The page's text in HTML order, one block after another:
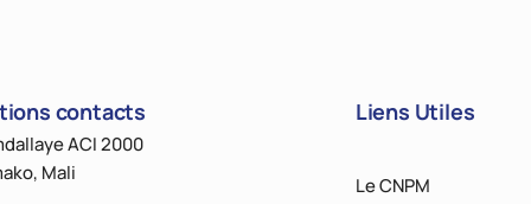
contacts
ACI 2000
Mali
Liens Utiles
Le CNPM